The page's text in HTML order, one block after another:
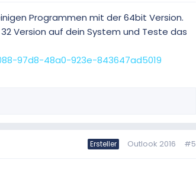
Programmen mit der 64bit Version.
Version auf dein System und Teste das
97d8-48a0-923e-843647ad5019
Ersteller Outlook 2016 #5